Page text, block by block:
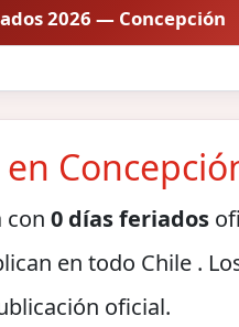
2026 — Concepción
con 0 días feriados
en todo Chile .
oficial.